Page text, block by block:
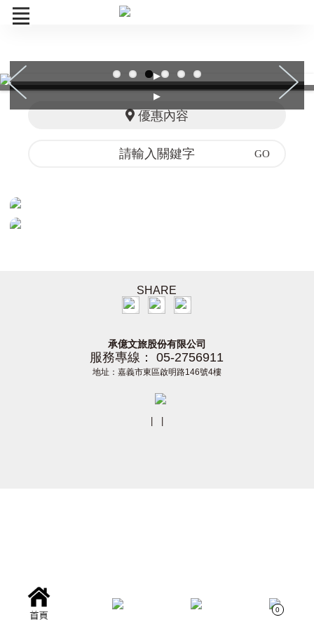
26TTE
組合商品 優惠內容
▸
▸
SHARE
承億文旅股份有限公司
服務專線： 05-2756911
地址：嘉義市東區啟明路146號4樓
0